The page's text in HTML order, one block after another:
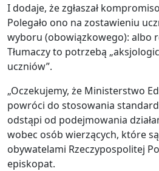
I dodaje, że zgłaszał
Polegało ono na zostawieniu
wyboru (obowiązkowego): albo
Tłumaczy to potrzebą
uczniów”.
„Oczekujemy, że Ministerstwo
powróci do stosowania
odstąpi od podejmowania
wobec osób wierzących, które
obywatelami Rzeczypospolitej
episkopat.